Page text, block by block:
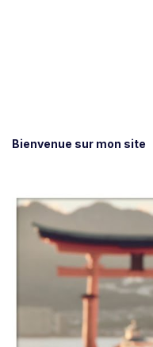
Bienvenue sur mon site